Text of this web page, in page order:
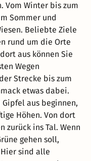
Vom Winter bis zum
Sommer und
Beliebte Ziele
rund um die Orte
aus können Sie
Wegen
Strecke bis zum
etwas dabei.
Gipfel aus beginnen,
Höhen. Von dort
zurück ins Tal. Wenn
gehen soll,
sind alle